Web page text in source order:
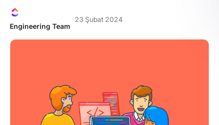
Engineering Team
23 Şubat 2024